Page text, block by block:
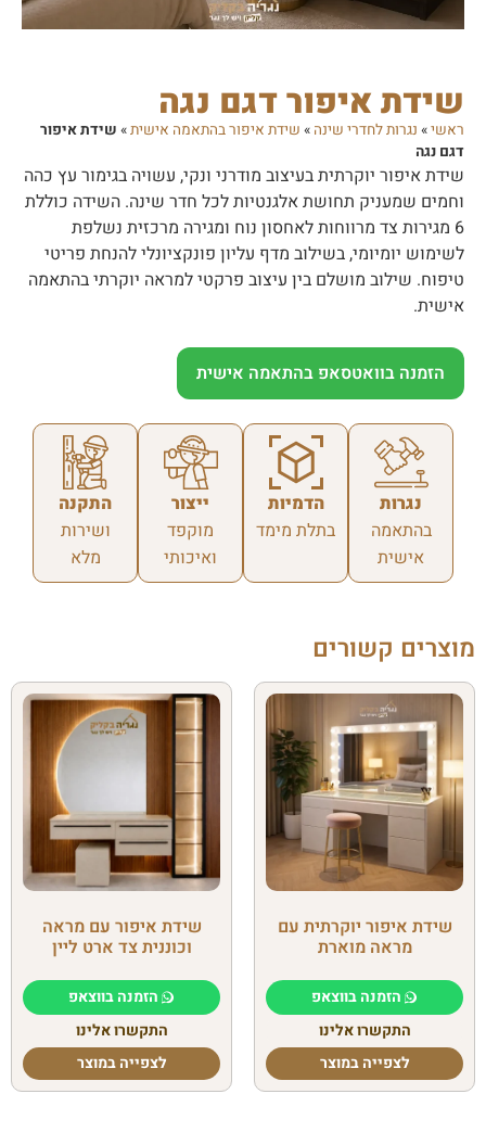
שידת איפור דגם נגה
ראשי» נגרות לחדרי שינה » שידת איפור בהתאמה אישית» שידת איפור
דגם נגה
שידת איפור יוקרתית בעיצוב מודרני ונקי, עשויה בגימור עץ כהה
וחמים שמעניק תחושת אלגנטיות לכל חדר שינה. השידה כוללת
6 מגירות צד מרווחות לאחסון נוח ומגירה מרכזית נשלפת
לשימוש יומיומי, בשילוב מדף עליון פונקציונלי להנחת פריטי
טיפוח. שילוב מושלם בין עיצוב פרקטי למראה יוקרתי בהתאמה
אישית.
הזמנה בוואטסאפ בהתאמה אישית
נגרות
בהתאמה
אישית
הדמיות
בתלת מימד
ייצור
מוקפד
ואיכותי
התקנה
ושירות
מלא
מוצרים קשורים
שידת איפור יוקרתית עם
מראה מוארת
הזמנה בווצאפ
התקשרו אלינו
לצפייה במוצר
שידת איפור עם מראה
וכוננית צד ארט ליין
הזמנה בווצאפ
התקשרו אלינו
לצפייה במוצר